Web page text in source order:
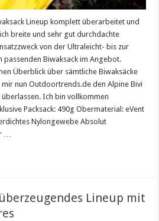
Lineup komplett überarbeitet und
breite und sehr gut durchdachte
von der Ultraleicht- bis zur
passenden Biwaksack im Angebot.
Überblick über sämtliche Biwaksäcke
nun Outdoortrends.de den Alpine Bivi
Ich bin vollkommen
Packsack: 490g Obermaterial: eVent
Nylongewebe Absolut
…
Lineup mit